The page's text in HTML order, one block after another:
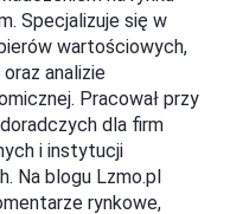
Specjalizuje się w
wartościowych,
analizie
Pracował przy
dla firm
i instytucji
Na blogu Lzmo.pl
rynkowe,